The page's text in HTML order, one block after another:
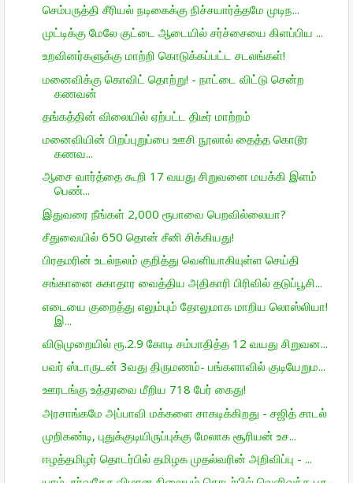
செம்பருத்தி சீரியல் நடிகைக்கு நிச்சயார்த்தமே முடிந...
முட்டிக்கு மேலே குட்டை ஆடையில் சர்ச்சையை கிளப்பிய ...
உறவினர்களுக்கு மாற்றி கொடுக்கப்பட்ட சடலங்கள்!
மனைவிக்கு கொவிட் தொற்று! - நாட்டை விட்டு சென்ற
கணவன்
தங்கத்தின் விலையில் ஏற்பட்ட திடீர் மாற்றம்
மனைவியின் பிறப்புறுப்பை ஊசி நூலால் தைத்த கொடூர
கணவ...
ஆசை வார்த்தை கூறி 17 வயது சிறுவனை மயக்கி இளம்
பெண்...
இதுவரை நீங்கள் 2,000 ரூபாவை பெறவில்லையா?
சீதுவையில் 650 தொன் சீனி சிக்கியது!
பிரதமரின் உடல்நலம் குறித்து வெளியாகியுள்ள செய்தி
சங்கானை சுகாதார வைத்திய அதிகாரி பிரிவில் தடுப்பூசி...
எடையை குறைத்து எலும்பும் தோலுமாக மாறிய லொஸ்லியா!
இ...
விடுமுறையில் ரூ.2.9 கோடி சம்பாதித்த 12 வயது சிறுவன...
பவர் ஸ்டாருடன் 3வது திருமணம்- பங்களாவில் குடியேறும...
ஊரடங்கு உத்தரவை மீறிய 718 பேர் கைது!
அரசாங்கமே அப்பாவி மக்களை சாகடிக்கிறது - சஜித் சாடல்
முறிகண்டி, புதுக்குடியிருப்புக்கு மேலாக சூரியன் உச...
ஈழத்தமிழர் தொடர்பில் தமிழக முதல்வரின் அறிவிப்பு - ...